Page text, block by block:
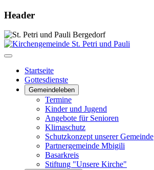
Header
Startseite
Gottesdienste
Gemeindeleben
Termine
Kinder und Jugend
Angebote für Senioren
Klimaschutz
Schutzkonzept unserer Gemeinde
Partnergemeinde Mbigili
Basarkreis
Stiftung "Unsere Kirche"